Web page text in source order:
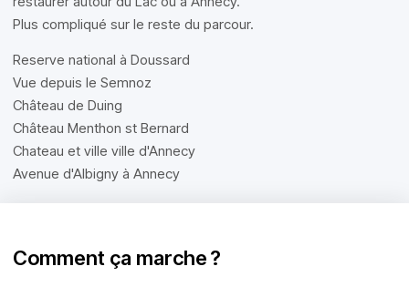
Plus compliqué sur le reste du parcour.
Reserve national à Doussard
Vue depuis le Semnoz
Château de Duing
Château Menthon st Bernard
Chateau et ville ville d'Annecy
Avenue d'Albigny à Annecy
Comment ça marche ?